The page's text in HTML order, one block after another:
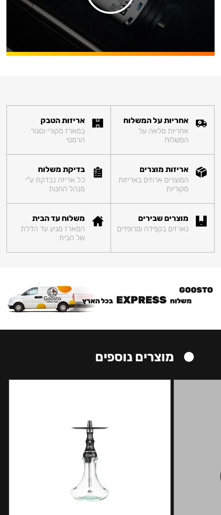
אחריות על המשלוח
אחריות מלאה על
המשלוח
אריזות הטבק
במארז מקורי וסגור
הרמטי
אריזות מוצרים
המוצרים ארוזים באריזות
מקוריות
בדיקת משלוח
כל אריזה נבדקת ע"י
מנהל החנות
מוצרים שבירים
נארזים בקפידה ומרופדים
משלוח עד הבית
המארז מגיע עד הדלת
של הבית
מוצרים נוספים